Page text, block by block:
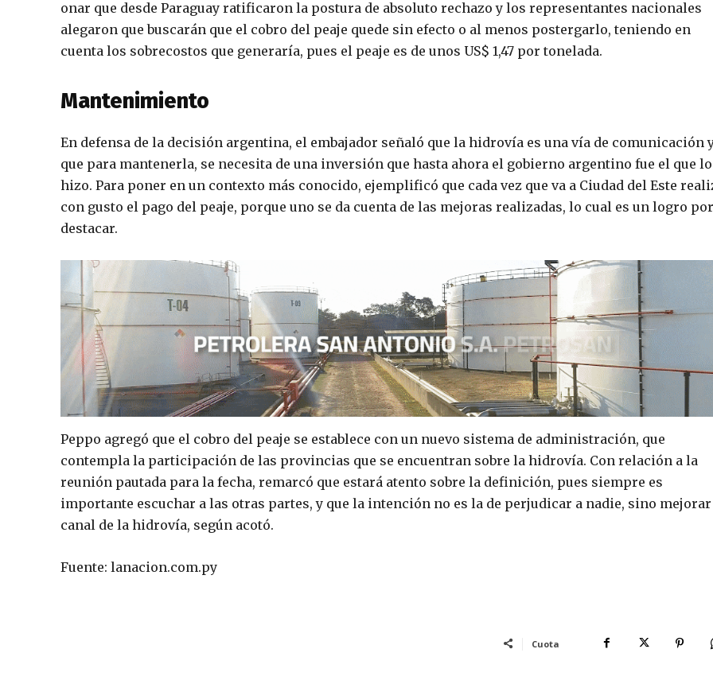
onar que desde Paraguay ratificaron la postura de absoluto rechazo y los representantes nacionales
alegaron que buscarán que el cobro del peaje quede sin efecto o al menos postergarlo, teniendo en
cuenta los sobrecostos que generaría, pues el peaje es de unos US$ 1,47 por tonelada.
Mantenimiento
En defensa de la decisión argentina, el embajador señaló que la hidrovía es una vía de comunicación
que para mantenerla, se necesita de una inversión que hasta ahora el gobierno argentino fue el que lo
hizo. Para poner en un contexto más conocido, ejemplificó que cada vez que va a Ciudad del Este
con gusto el pago del peaje, porque uno se da cuenta de las mejoras realizadas, lo cual es un logro por
destacar.
Peppo agregó que el cobro del peaje se establece con un nuevo sistema de administración, que
contempla la participación de las provincias que se encuentran sobre la hidrovía. Con relación a la
reunión pautada para la fecha, remarcó que estará atento sobre la definición, pues siempre es
importante escuchar a las otras partes, y que la intención no es la de perjudicar a nadie, sino
canal de la hidrovía, según acotó.
Fuente: lanacion.com.py
Cuota